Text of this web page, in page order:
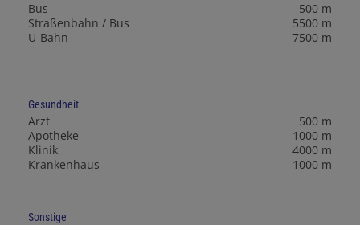
Bus
500 m
Straßenbahn / Bus
5500 m
U-Bahn
7500 m
Gesundheit
Arzt
500 m
Apotheke
1000 m
Klinik
4000 m
Krankenhaus
1000 m
Sonstige